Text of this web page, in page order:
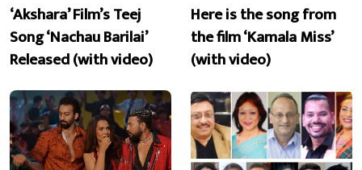
‘Akshara’ Film’s Teej
Song ‘Nachau Barilai’
Released (with video)
Here is the song from
the film ‘Kamala Miss’
(with video)